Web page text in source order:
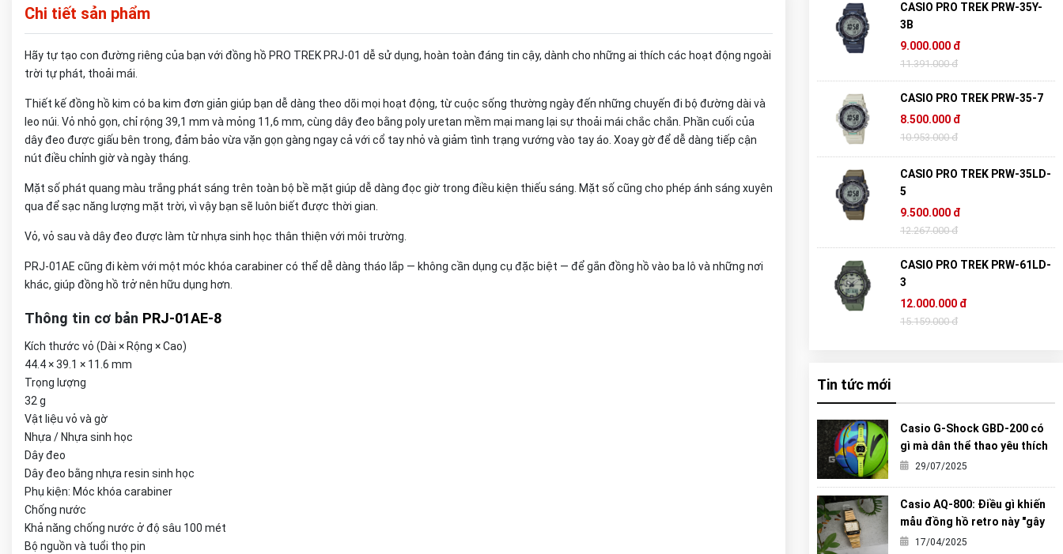
Chi tiết sản phẩm
Hãy tự tạo con đường riêng của bạn với đồng hồ PRO TREK PRJ-01 dễ sử dụng, hoàn toàn đáng tin cậy, dành cho những ai thích các hoạt động ngoài
trời tự phát, thoải mái.
Thiết kế đồng hồ kim có ba kim đơn giản giúp bạn dễ dàng theo dõi mọi hoạt động, từ cuộc sống thường ngày đến những chuyến đi bộ đường dài và
leo núi. Vỏ nhỏ gọn, chỉ rộng 39,1 mm và mỏng 11,6 mm, cùng dây đeo bằng poly uretan mềm mại mang lại sự thoải mái chắc chắn. Phần cuối của
dây đeo được giấu bên trong, đảm bảo vừa vặn gọn gàng ngay cả với cổ tay nhỏ và giảm tình trạng vướng vào tay áo. Xoay gờ để dễ dàng tiếp cận
nút điều chỉnh giờ và ngày tháng.
Mặt số phát quang màu trắng phát sáng trên toàn bộ bề mặt giúp dễ dàng đọc giờ trong điều kiện thiếu sáng. Mặt số cũng cho phép ánh sáng xuyên
qua để sạc năng lượng mặt trời, vì vậy bạn sẽ luôn biết được thời gian.
Vỏ, vỏ sau và dây đeo được làm từ nhựa sinh học thân thiện với môi trường.
PRJ-01AE cũng đi kèm với một móc khóa carabiner có thể dễ dàng tháo lắp — không cần dụng cụ đặc biệt — để gắn đồng hồ vào ba lô và những nơi
khác, giúp đồng hồ trở nên hữu dụng hơn.
Thông tin cơ bản PRJ-01AE-8
Kích thước vỏ (Dài × Rộng × Cao)
44.4 × 39.1 × 11.6 mm
Trọng lượng
32 g
Vật liệu vỏ và gờ
Nhựa / Nhựa sinh học
Dây đeo
Dây đeo bằng nhựa resin sinh học
Phụ kiện: Móc khóa carabiner
Chống nước
Khả năng chống nước ở độ sâu 100 mét
Bộ nguồn và tuổi thọ pin
CASIO PRO TREK PRW-35Y-
3B
9.000.000 đ
11.391.000 đ
CASIO PRO TREK PRW-35-7
8.500.000 đ
10.953.000 đ
CASIO PRO TREK PRW-35LD-
5
9.500.000 đ
12.267.000 đ
CASIO PRO TREK PRW-61LD-
3
12.000.000 đ
15.159.000 đ
Tin tức mới
Casio G-Shock GBD-200 có
gì mà dân thể thao yêu thích
đến vậy?
29/07/2025
Casio AQ-800: Điều gì khiến
mẫu đồng hồ retro này "gây
sốt" đến vậy?
17/04/2025